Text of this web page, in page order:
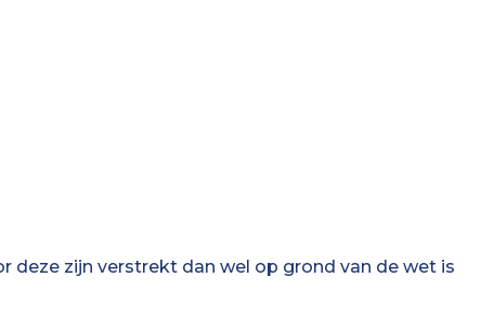
deze zijn verstrekt dan wel op grond van de wet is